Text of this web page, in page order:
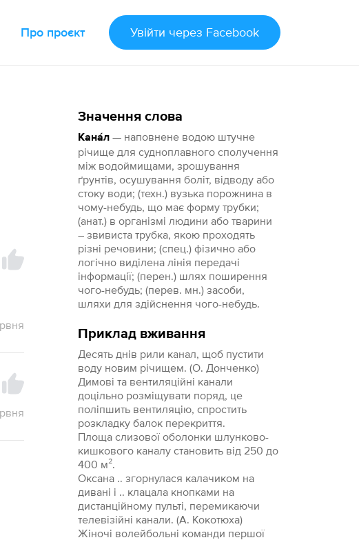
Про проєкт Увійти через Facebook
Значення слова
Кана́л — наповнене водою штучне
річище для судноплавного сполучення
між водоймищами, зрошування
ґрунтів, осушування боліт, відводу або
стоку води; (техн.) вузька порожнина в
чому-небудь, що має форму трубки;
(анат.) в організмі людини або тварини
– звивиста трубка, якою проходять
різні речовини; (спец.) фізично або
логічно виділена лінія передачі
інформації; (перен.) шлях поширення
чого-небудь; (перев. мн.) засоби,
шляхи для здійснення чого-небудь.
Приклад вживання
Десять днів рили канал, щоб пустити
воду новим річищем. (О. Донченко)
Димові та вентиляційні канали
доцільно розміщувати поряд, це
поліпшить вентиляцію, спростить
розкладку балок перекриття.
Площа слизової оболонки шлунково-
кишкового каналу становить від 250 до
400 м².
Оксана .. згорнулася калачиком на
дивані і .. клацала кнопками на
дистанційному пульті, перемикаючи
телевізійні канали. (А. Кокотюха)
Жіночі волейбольні команди першої